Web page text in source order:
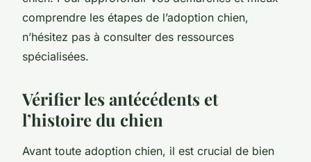
comprendre les étapes de l’adoption chien,
n’hésitez pas à consulter des ressources
spécialisées.
Vérifier les antécédents et
l’histoire du chien
Avant toute adoption chien, il est crucial de bien